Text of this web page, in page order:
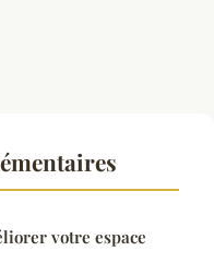
votre espace